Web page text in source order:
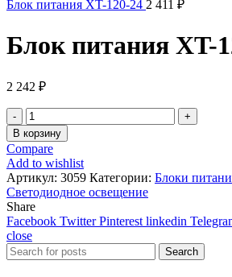
Блок питания XT-120-24 2 411 ₽
Блок питания XT-
2 242 ₽
Количество
товара
Блок
питания
XT-
120-
12
В корзину
Compare
Add to wishlist
Артикул: 3059 Категории: Блоки
Светодиодное освещение
Share
Facebook Twitter Pinterest linkedin
close
Search